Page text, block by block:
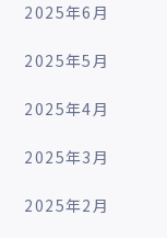
2025年6月
2025年5月
2025年4月
2025年3月
2025年2月